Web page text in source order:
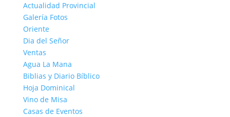
Actualidad Provincial
Galería Fotos
Oriente
Dia del Señor
Ventas
Agua La Mana
Biblias y Diario Bíblico
Hoja Dominical
Vino de Misa
Casas de Eventos